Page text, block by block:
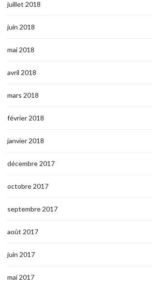
juillet 2018
juin 2018
mai 2018
avril 2018
mars 2018
février 2018
janvier 2018
décembre 2017
octobre 2017
septembre 2017
août 2017
juin 2017
mai 2017